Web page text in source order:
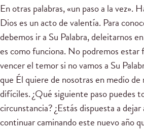
En otras palabras, «un paso a la vez».
Dios es un acto de valentía. Para
debemos ir a Su Palabra, deleitarnos
es como funciona. No podremos estar
vencer el temor si no vamos a Su
que Él quiere de nosotras en medio
difíciles. ¿Qué siguiente paso puedes
circunstancia? ¿Estás dispuesta a
continuar caminando este nuevo año